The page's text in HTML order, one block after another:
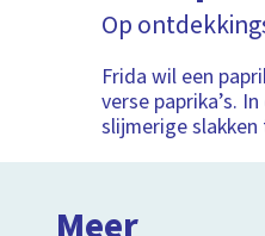
Op
Frida wil een
verse paprika’s.
slijmerige slakken